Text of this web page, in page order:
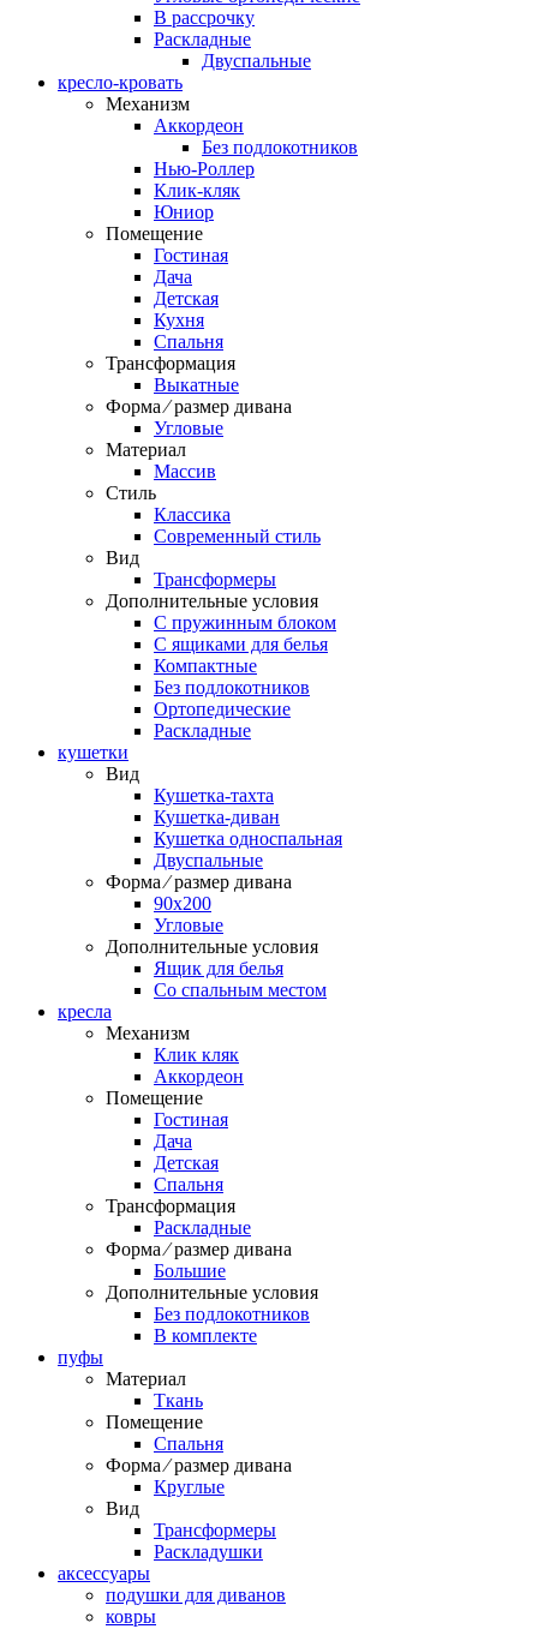
В рассрочку
Раскладные
Двуспальные
кресло-кровать
Механизм
Аккордеон
Без подлокотников
Нью-Роллер
Клик-кляк
Юниор
Помещение
Гостиная
Дача
Детская
Кухня
Спальня
Трансформация
Выкатные
Форма ⁄ размер дивана
Угловые
Материал
Массив
Стиль
Классика
Современный стиль
Вид
Трансформеры
Дополнительные условия
С пружинным блоком
С ящиками для белья
Компактные
Без подлокотников
Ортопедические
Раскладные
кушетки
Вид
Кушетка-тахта
Кушетка-диван
Кушетка односпальная
Двуспальные
Форма ⁄ размер дивана
90х200
Угловые
Дополнительные условия
Ящик для белья
Со спальным местом
кресла
Механизм
Клик кляк
Аккордеон
Помещение
Гостиная
Дача
Детская
Спальня
Трансформация
Раскладные
Форма ⁄ размер дивана
Большие
Дополнительные условия
Без подлокотников
В комплекте
пуфы
Материал
Ткань
Помещение
Спальня
Форма ⁄ размер дивана
Круглые
Вид
Трансформеры
Раскладушки
аксессуары
подушки для диванов
ковры